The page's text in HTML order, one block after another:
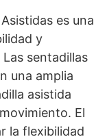
es una
y
sentadillas
una amplia
asistida
El
la flexibilidad